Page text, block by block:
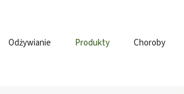
Odżywianie Produkty Choroby